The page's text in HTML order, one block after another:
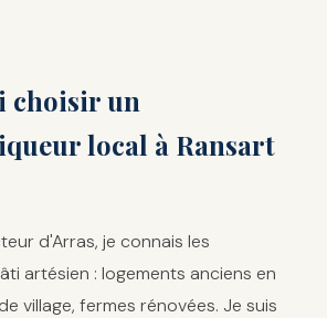
choisir un
local à Ransart
d'Arras, je connais les
artésien : logements anciens en
village, fermes rénovées. Je suis